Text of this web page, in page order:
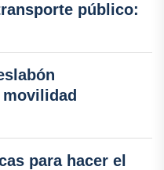
público:
para hacer el